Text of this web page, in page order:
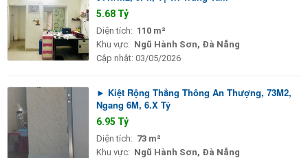
5.68 Tỷ
Diện tích: 110 m²
Khu vực: Ngũ Hành Sơn, Đà Nẵng
Cập nhật: 03/05/2026
► Kiệt Rộng Thẳng Thông An Thượng, 73M2,
Ngang 6M, 6.X Tỷ
6.95 Tỷ
Diện tích: 73 m²
Khu vực: Ngũ Hành Sơn, Đà Nẵng